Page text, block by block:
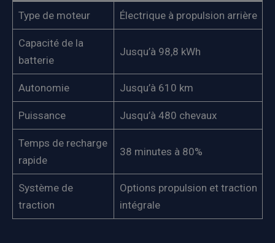
Type de moteur Électrique à propulsion arrière
Capacité de la
batterie
Jusqu’à 98,8 kWh
Autonomie Jusqu’à 610 km
Puissance Jusqu’à 480 chevaux
Temps de recharge
rapide
38 minutes à 80%
Système de
traction
Options propulsion et traction
intégrale